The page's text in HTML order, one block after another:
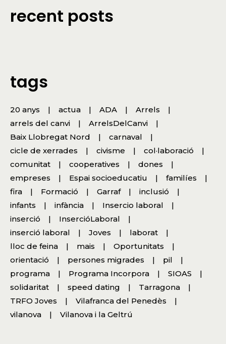
recent posts
tags
20 anys actua ADA
Arrels
arrels del canvi
ArrelsDelCanvi
Baix Llobregat Nord
carnaval
cicle de xerrades
civisme
col·laboració
comunitat
cooperatives
dones
empreses
Espai socioeducatiu
familíes
fira
Formació Garraf
inclusió
infants
infància
Insercio laboral
inserció
InsercióLaboral
inserció laboral
Joves
laborat
lloc de feina
mais
Oportunitats
orientació
persones migrades
pil
programa
Programa Incorpora
SIOAS
solidaritat
speed dating
Tarragona
TRFO Joves
Vilafranca del Penedès
vilanova
Vilanova i la Geltrú